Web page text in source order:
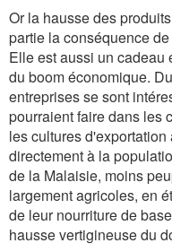
Or la hausse des
partie la conséquence
Elle est aussi un
du boom économique.
entreprises se sont
pourraient faire dans les
les cultures
directement à la
de la Malaisie, moins
largement agricoles, en
de leur nourriture de
hausse vertigineuse du